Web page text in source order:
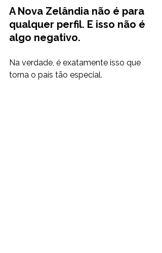
A Nova Zelândia não é para
qualquer perfil. E isso não é
algo negativo.
Na verdade, é exatamente isso que
torna o país tão especial.